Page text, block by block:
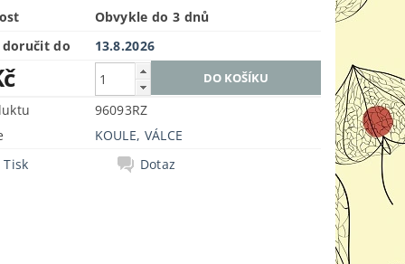
Obvykle do 3 dnů
doručit do
13.8.2026
96093RZ
KOULE, VÁLCE
Tisk
Dotaz